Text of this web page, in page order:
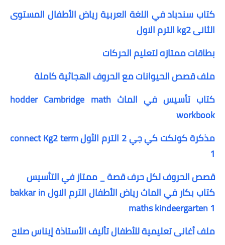
كتاب سندباد في اللغة العربية رياض الأطفال المستوى
الثانى kg2 الترم الاول
بطاقات ممتازه لتعليم الحركات
ملف قصص الحيوانات مع الحروف الهجائية كاملة
كتاب تأسيس في الماث hodder Cambridge math
workbook
مذكرة كونكت كي جي 2 الترم الأول connect Kg2 term
1
قصص الحروف لكل حرف قصة _ ممتاز في التأسيس
كتاب بكار في الماث رياض الأطفال الترم الاول bakkar in
maths kindeergarten 1
ملف أغانى تعليمية للأطفال تأليف الأستاذة إيناس صلاح